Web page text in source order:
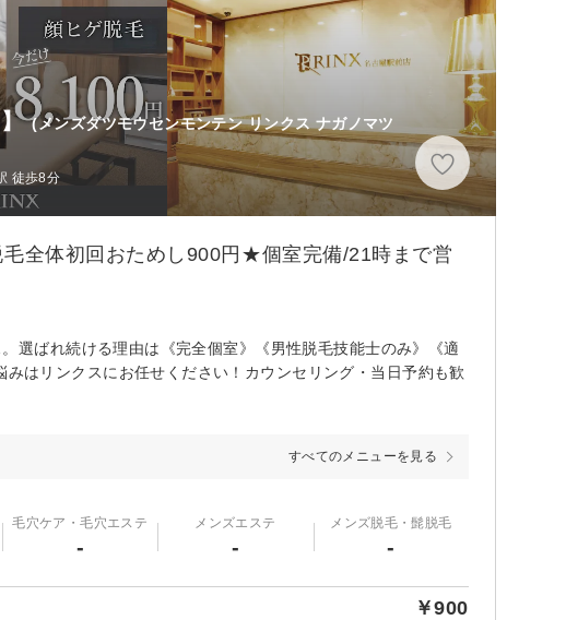
(メンズダツモウセンモンテン リンクス ナガノマツ
徒歩8分
全体初回おためし900円★個室完備/21時まで営
選ばれ続ける理由は《完全個室》《男性脱毛技能士のみ》《適
はリンクスにお任せください！カウンセリング・当日予約も歓
すべてのメニューを見る
毛穴ケア・毛穴エステ
-
メンズエステ
-
メンズ脱毛・髭脱毛
-
￥900